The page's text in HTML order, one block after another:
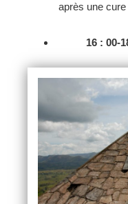
après une
16 : 00-